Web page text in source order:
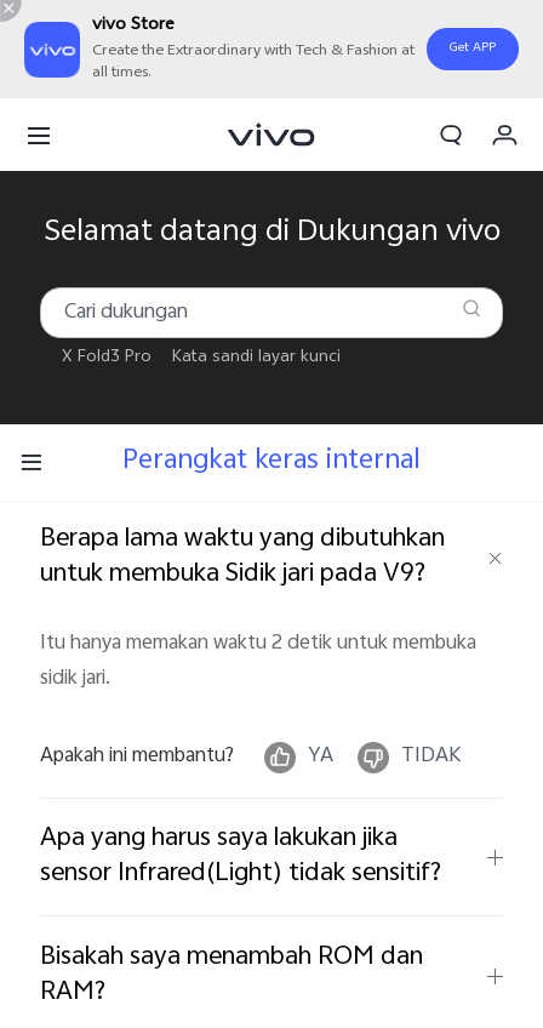
vivo Store
Create the Extraordinary with Tech & Fashion at
all times.
Get APP
Indonesia | Pilih negara/wilayah
Selamat datang di Dukungan vivo
X Fold3 Pro Kata sandi layar kunci
Perangkat keras internal
Berapa lama waktu yang dibutuhkan
untuk membuka Sidik jari pada V9?
Itu hanya memakan waktu 2 detik untuk membuka
sidik jari.
Apakah ini membantu? YA TIDAK
Apa yang harus saya lakukan jika
sensor Infrared(Light) tidak sensitif?
Bisakah saya menambah ROM dan
RAM?